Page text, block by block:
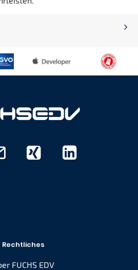
Rechtliches
FUCHS EDV